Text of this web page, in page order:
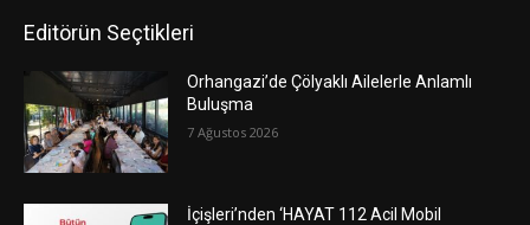
Editörün Seçtikleri
Orhangazi’de Çölyaklı Ailelerle Anlamlı
Buluşma
7 Ağustos 2026
İçişleri’nden ‘HAYAT 112 Acil Mobil